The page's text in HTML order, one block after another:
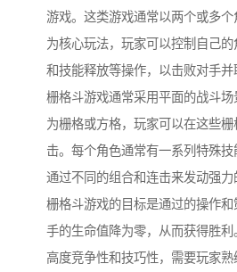
游戏。这类游戏通常以两个或多
为核心玩法，玩家可以控制自己
和技能释放等操作，以击败对手并
栅格斗游戏通常采用平面的战斗
为栅格或方格，玩家可以在这些
击。每个角色通常有一系列特殊
通过不同的组合和连击来发动强力
栅格斗游戏的目标是通过的操作
手的生命值降为零，从而获得胜
高度竞争性和技巧性，需要玩家